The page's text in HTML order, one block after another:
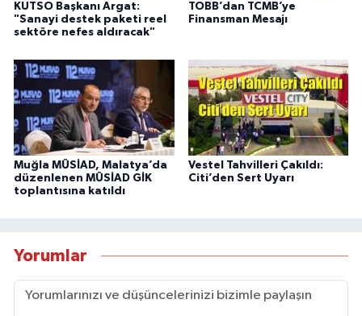
KUTSO Başkanı Argat:
"Sanayi destek paketi reel
sektöre nefes aldıracak"
TOBB’dan TCMB’ye
Finansman Mesajı
Muğla MÜSİAD, Malatya’da
düzenlenen MÜSİAD GİK
toplantısına katıldı
Vestel Tahvilleri Çakıldı:
Citi’den Sert Uyarı
Yorumlar